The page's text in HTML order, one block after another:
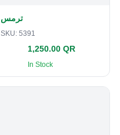
ترمس
SKU: 5391
1,250.00 QR
In Stock